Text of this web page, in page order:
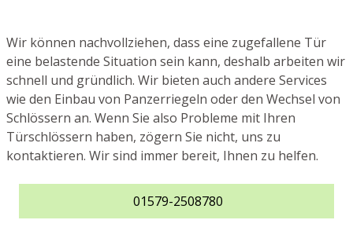
Wir können nachvollziehen, dass eine zugefallene Tür
eine belastende Situation sein kann, deshalb arbeiten wir
schnell und gründlich. Wir bieten auch andere Services
wie den Einbau von Panzerriegeln oder den Wechsel von
Schlössern an. Wenn Sie also Probleme mit Ihren
Türschlössern haben, zögern Sie nicht, uns zu
kontaktieren. Wir sind immer bereit, Ihnen zu helfen.
01579-2508780